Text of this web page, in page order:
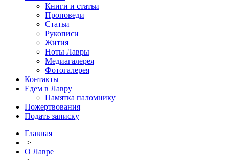
Книги и статьи
Проповеди
Статьи
Рукописи
Жития
Ноты Лавры
Медиагалерея
Фотогалерея
Контакты
Едем в Лавру
Памятка паломнику
Пожертвования
Подать записку
Главная
>
О Лавре